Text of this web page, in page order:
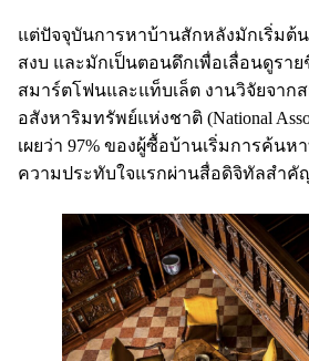
แต่ปัจจุบันการหาบ้านสักหลังมักเริ่มต้น
สงบ และมักเป็นตอนดึกเพื่อเลื่อนดูรา
สมาร์ตโฟนและแท็บเล็ต งานวิจัยจาก
อสังหาริมทรัพย์แห่งชาติ (National
เผยว่า 97% ของผู้ซื้อบ้านเริ่มการค้น
ความประทับใจแรกผ่านสื่อดิจิทัลสำคั